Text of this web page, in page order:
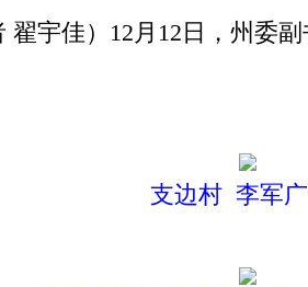
宇佳）12月12日，州委副
支边村 李军